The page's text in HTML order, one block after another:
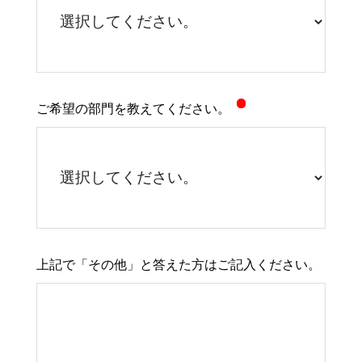
ご希望の部門を教えてください。
上記で「その他」と答えた方はご記入ください。